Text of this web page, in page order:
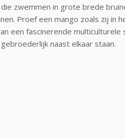
zwemmen in grote brede
Proef een mango zoals zij in
een fascinerende multiculturele
naast elkaar staan.